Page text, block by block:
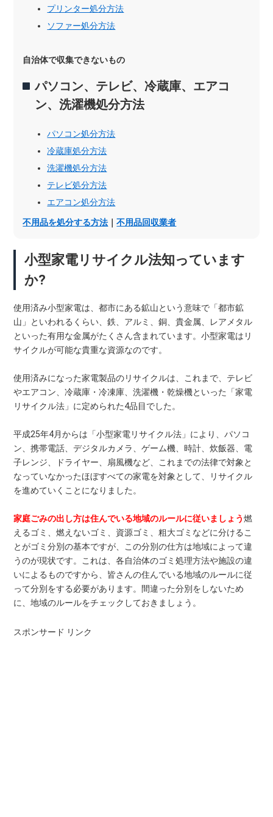
プリンター処分方法
ソファー処分方法
自治体で収集できないもの
パソコン、テレビ、冷蔵庫、エアコ
ン、洗濯機処分方法
パソコン処分方法
冷蔵庫処分方法
洗濯機処分方法
テレビ処分方法
エアコン処分方法
不用品を処分する方法 ｜不用品回収業者
小型家電リサイクル法知っています
か?
使用済み小型家電は、都市にある鉱山という意味で「都市鉱
山」といわれるくらい、鉄、アルミ、銅、貴金属、レアメタル
といった有用な金属がたくさん含まれています。小型家電はリ
サイクルが可能な貴重な資源なのです。
使用済みになった家電製品のリサイクルは、これまで、テレビ
やエアコン、冷蔵庫・冷凍庫、洗濯機・乾燥機といった「家電
リサイクル法」に定められた4品目でした。
平成25年4月からは「小型家電リサイクル法」により、パソコ
ン、携帯電話、デジタルカメラ、ゲーム機、時計、炊飯器、電
子レンジ、ドライヤー、扇風機など、これまでの法律で対象と
なっていなかったほぼすべての家電を対象として、リサイクル
を進めていくことになりました。
家庭ごみの出し方は住んでいる地域のルールに従いましょう燃
えるゴミ、燃えないゴミ、資源ゴミ、粗大ゴミなどに分けるこ
とがゴミ分別の基本ですが、この分別の仕方は地域によって違
うのが現状です。これは、各自治体のゴミ処理方法や施設の違
いによるものですから、皆さんの住んでいる地域のルールに従
って分別をする必要があります。間違った分別をしないため
に、地域のルールをチェックしておきましょう。
スポンサード リンク